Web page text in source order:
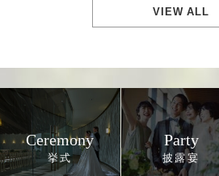
VIEW ALL
Ceremony Party